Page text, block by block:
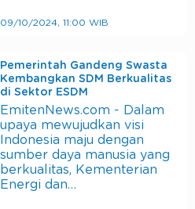
09/10/2024, 11:00 WIB
Pemerintah Gandeng Swasta
Kembangkan SDM Berkualitas
di Sektor ESDM
EmitenNews.com - Dalam
upaya mewujudkan visi
Indonesia maju dengan
sumber daya manusia yang
berkualitas, Kementerian
Energi dan…